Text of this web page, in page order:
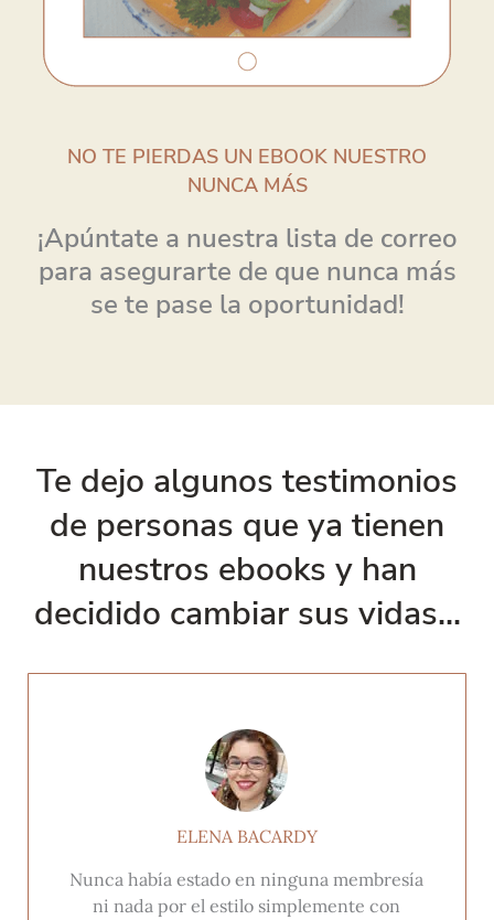
NO TE PIERDAS UN EBOOK NUESTRO
NUNCA MÁS
¡Apúntate a nuestra lista de correo
para asegurarte de que nunca más
se te pase la oportunidad!
Te dejo algunos testimonios
de personas que ya tienen
nuestros ebooks y han
decidido cambiar sus vidas...
ELENA BACARDY
Nunca había estado en ninguna membresía
ni nada por el estilo simplemente con